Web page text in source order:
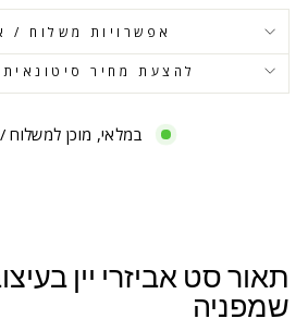
אפשרויות משלוח /
להצעת מחיר
במלאי, מוכן למשלוח
תאור סט אביזרי יין
שמפניה